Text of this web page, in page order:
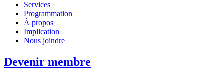
Services
Programmation
À propos
Implication
Nous joindre
Devenir membre